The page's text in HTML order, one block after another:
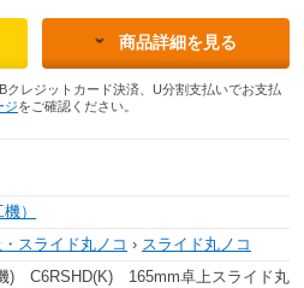
商品詳細を見る
クレジットカード決済、U分割支払いでお支払
ジをご確認ください。
）
スライド丸ノコ › スライド丸ノコ
) C6RSHD(K) 165mm卓上スライド丸